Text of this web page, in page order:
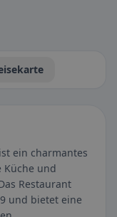
ein charmantes
Küche und
Restaurant
und bietet eine